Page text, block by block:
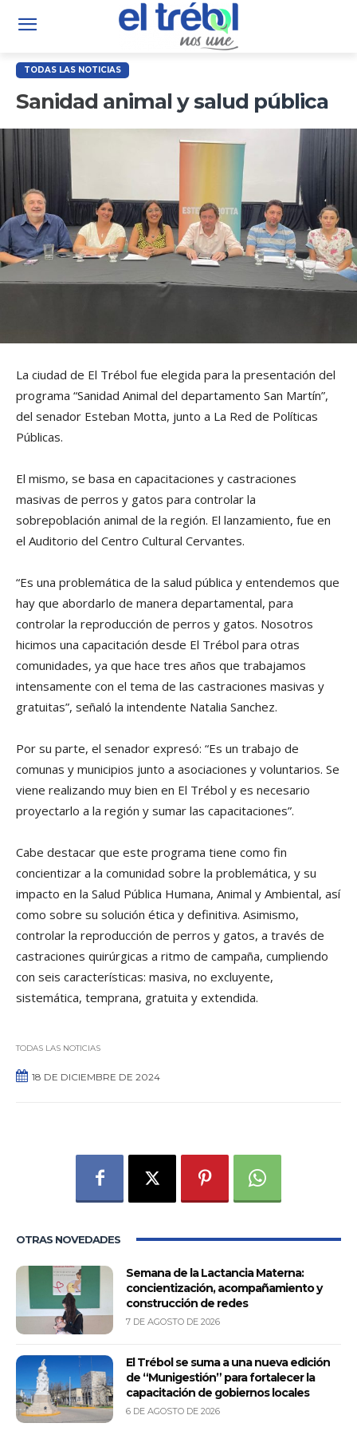
TODAS LAS NOTICIAS
Sanidad animal y salud pública
La ciudad de El Trébol fue elegida para la presentación del
programa “Sanidad Animal del departamento San Martín”,
del senador Esteban Motta, junto a La Red de Políticas
Públicas.
El mismo, se basa en capacitaciones y castraciones
masivas de perros y gatos para controlar la
sobrepoblación animal de la región. El lanzamiento, fue en
el Auditorio del Centro Cultural Cervantes.
“Es una problemática de la salud pública y entendemos que
hay que abordarlo de manera departamental, para
controlar la reproducción de perros y gatos. Nosotros
hicimos una capacitación desde El Trébol para otras
comunidades, ya que hace tres años que trabajamos
intensamente con el tema de las castraciones masivas y
gratuitas”, señaló la intendente Natalia Sanchez.
Por su parte, el senador expresó: “Es un trabajo de
comunas y municipios junto a asociaciones y voluntarios. Se
viene realizando muy bien en El Trébol y es necesario
proyectarlo a la región y sumar las capacitaciones”.
Cabe destacar que este programa tiene como fin
concientizar a la comunidad sobre la problemática, y su
impacto en la Salud Pública Humana, Animal y Ambiental, así
como sobre su solución ética y definitiva. Asimismo,
controlar la reproducción de perros y gatos, a través de
castraciones quirúrgicas a ritmo de campaña, cumpliendo
con seis características: masiva, no excluyente,
sistemática, temprana, gratuita y extendida.
TODAS LAS NOTICIAS
18 DE DICIEMBRE DE 2024
OTRAS NOVEDADES
Semana de la Lactancia Materna:
concientización, acompañamiento y
construcción de redes
7 DE AGOSTO DE 2026
El Trébol se suma a una nueva edición
de “Munigestión” para fortalecer la
capacitación de gobiernos locales
6 DE AGOSTO DE 2026